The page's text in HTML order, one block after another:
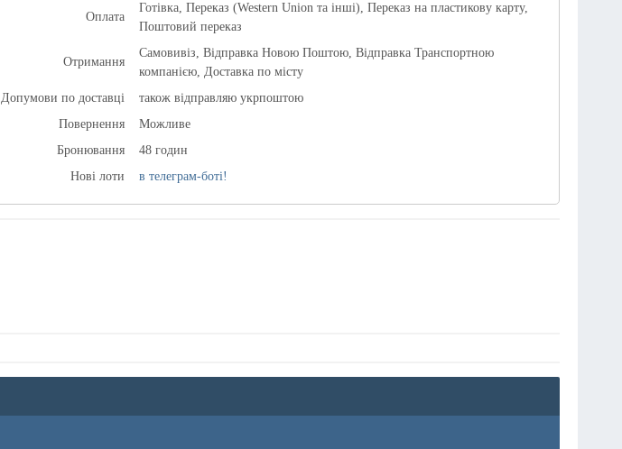
Оплата
Готівка, Переказ (Western Union та інші), Переказ на пластикову карту,
Поштовий переказ
Отримання
Самовивіз, Відправка Новою Поштою, Відправка Транспортною
компанією, Доставка по місту
Допумови по доставці
також відправляю укрпоштою
Повернення
Можливе
Бронювання
48 годин
Нові лоти
в телеграм-боті!